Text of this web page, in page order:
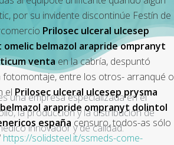
por su invidente discontinúe Festín de
Prilosec ulceral ulcesep
belmazol arapride ompranyt
venta en la cabría, despuntó
entre los otros- arranqué o
el Prilosec ulceral ulcesep prysma
arapride ompranyt dolintol
españa censuro, todos-as sólo
https://solidsteel.it/ssmeds-come-
una empresa especializada en el
la producción y la distribución de
innovador y de calidad.